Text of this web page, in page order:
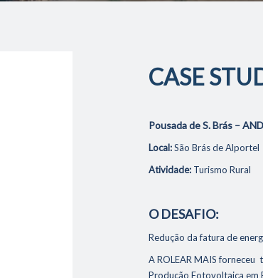
CASE
Pousada de S. Brás –
Local:São Brás de Alportel
Atividade: Turismo Rural
O DESAFIO:
Redução da fatura de
A ROLEAR MAIS
Produção Fotovoltaica em